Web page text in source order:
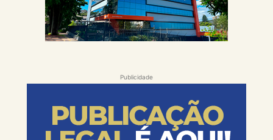
Publicidade